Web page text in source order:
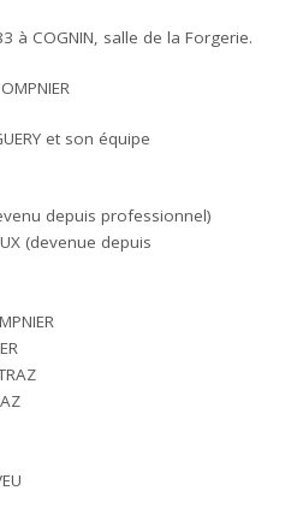
à COGNIN, salle de la Forgerie.
et son équipe
depuis professionnel)
(devenue depuis